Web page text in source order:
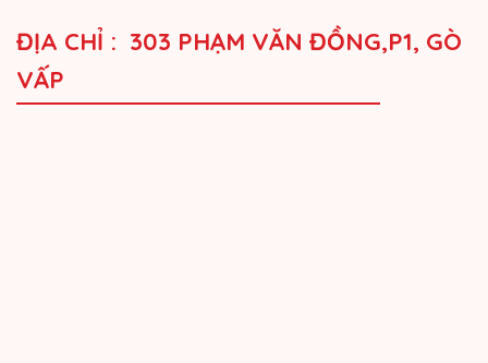
ĐỊA CHỈ : 303 PHẠM VĂN ĐỒNG,P1, GÒ
VẤP